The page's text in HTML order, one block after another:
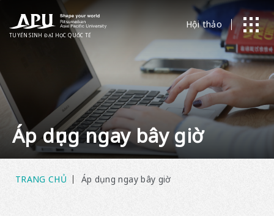
TUYỂN SINH ĐẠI HỌC ​ ​QUỐC TẾ
Hội thảo
Áp dụng ngay bây giờ
TRANG CHỦ Áp dụng ngay bây giờ